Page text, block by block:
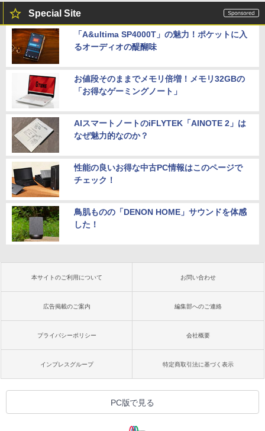
Special Site
「A&ultima SP4000T」の魅力！ポケットに入
るオーディオの醍醐味
お値段そのままでメモリ倍増！メモリ32GBの
「お得なゲーミングノート」
AIスマートノートのiFLYTEK「AINOTE 2」は
なぜ魅力的なのか？
性能の良いお得な中古PC情報はこのページで
チェック！
鳥肌ものの「DENON HOME」サウンドを体感
した！
本サイトのご利用について お問い合わせ
広告掲載のご案内 編集部へのご連絡
プライバシーポリシー 会社概要
インプレスグループ 特定商取引法に基づく表示
PC版で見る